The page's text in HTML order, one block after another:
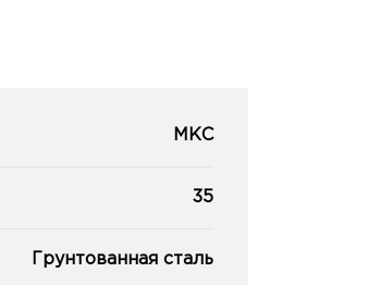
МКС
35
Грунтованная сталь